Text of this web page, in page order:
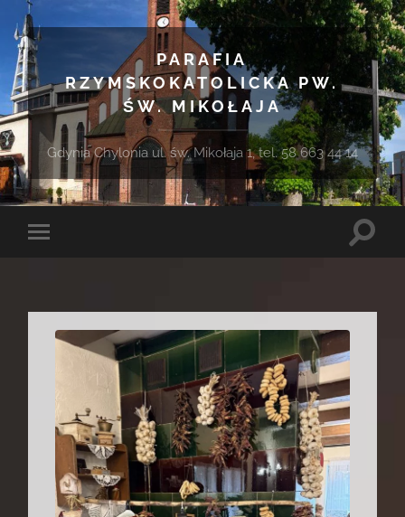
PARAFIA
RZYMSKOKATOLICKA PW.
ŚW. MIKOŁAJA
Gdynia Chylonia ul. św. Mikołaja 1, tel. 58 663 44 14
Toggle
Toggle